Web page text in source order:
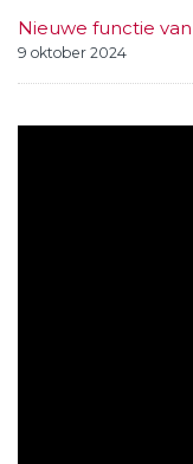
Nieuwe functie
9 oktober 2024